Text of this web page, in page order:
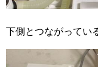
下側とつながってい